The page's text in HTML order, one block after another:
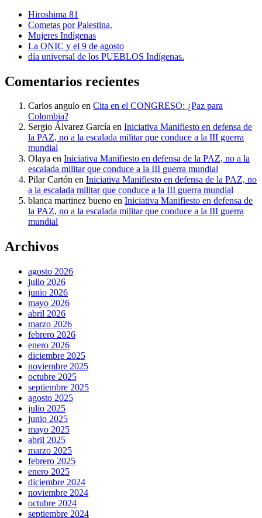
Hiroshima 81
Cometas por Palestina.
Mujeres Indígenas
La ONIC y el 9 de agosto
día universal de los PUEBLOS Indígenas.
Comentarios recientes
Carlos angulo en Cita en el CONGRESO: ¿Paz para
Colombia?
Sergio Álvarez García en Iniciativa Manifiesto en defensa de
la PAZ, no a la escalada militar que conduce a la III guerra
mundial
Olaya en Iniciativa Manifiesto en defensa de la PAZ, no a la
escalada militar que conduce a la III guerra mundial
Pilar Cartón en Iniciativa Manifiesto en defensa de la PAZ, no
a la escalada militar que conduce a la III guerra mundial
blanca martinez bueno en Iniciativa Manifiesto en defensa de
la PAZ, no a la escalada militar que conduce a la III guerra
mundial
Archivos
agosto 2026
julio 2026
junio 2026
mayo 2026
abril 2026
marzo 2026
febrero 2026
enero 2026
diciembre 2025
noviembre 2025
octubre 2025
septiembre 2025
agosto 2025
julio 2025
junio 2025
mayo 2025
abril 2025
marzo 2025
febrero 2025
enero 2025
diciembre 2024
noviembre 2024
octubre 2024
septiembre 2024